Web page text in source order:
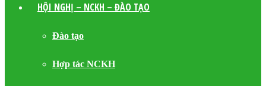
HỘI NGHỊ – NCKH – ĐÀO TẠO
Đào tạo
Hợp tác NCKH